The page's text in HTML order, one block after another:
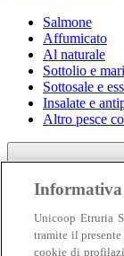
Salmone
Affumicato
Al naturale
Sottolio e
Sottosale e
Insalate e
Altro pesce
Informativa
Unicoop Etruria
tramite il
cookie di